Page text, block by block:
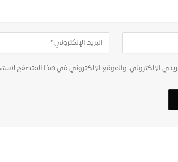
الإلكتروني، والموقع الإلكتروني في هذا المتصفح